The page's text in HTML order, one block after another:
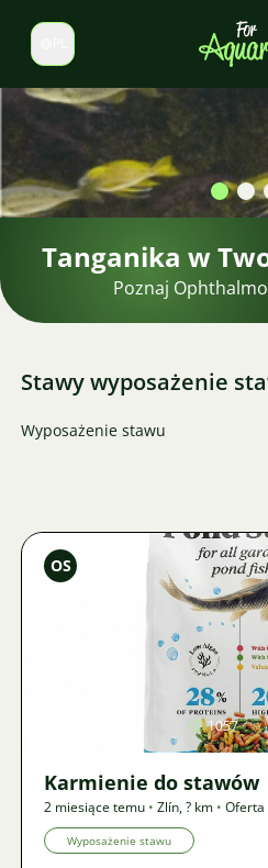
Zmień język
Stawy wyposażenie
Wyposażenie stawu
OS
1057
Karmienie do stawów
2 miesiące temu • Zlín,? km • Oferta
Wyposażenie stawu